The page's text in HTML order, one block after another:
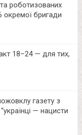
роботизованих
окремої бригади
18–24 — для тих,
газету з
— нацисти